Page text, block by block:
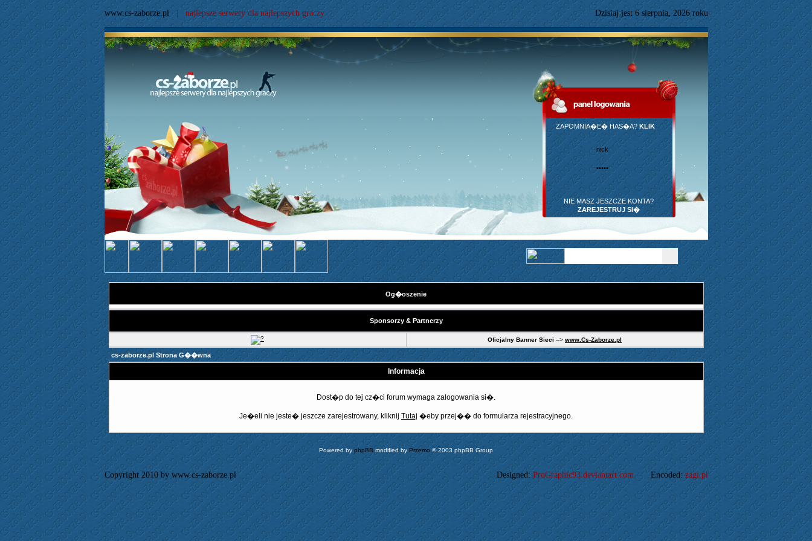
www.cs-zaborze.pl | najlepsze serwery dla najlepszych graczy Dzisiaj jest 6sierpnia,2026 roku
ZAPOMNIA�E� HAS�A? KLIK
NIE MASZ JESZCZE KONTA?
ZAREJESTRUJ SI�
Og�oszenie
Sponsorzy & Partnerzy
Oficjalny Banner Sieci --> www.Cs-Zaborze.pl
cs-zaborze.pl Strona G��wna
Informacja
Dost�p do tej cz�ci forum wymaga zalogowania si�.
Je�eli nie jeste� jeszcze zarejestrowany, kliknij Tutaj �eby przej�� do formularza rejestracyjnego.
Powered byphpBBmodified by Przemo © 2003 phpBB Group
Copyright 2010 by www.cs-zaborze.pl Designed: ProGraphic93.deviantart.comEncoded:zagi.pl